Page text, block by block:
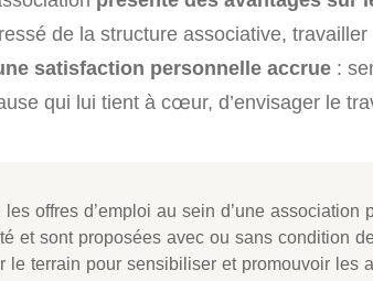
de la structure associative,
satisfaction personnelle accrue :
qui lui tient à cœur, d’envisager le
les offres d’emploi au sein d’une association
et sont proposées avec ou sans condition
le terrain pour sensibiliser et promouvoir les